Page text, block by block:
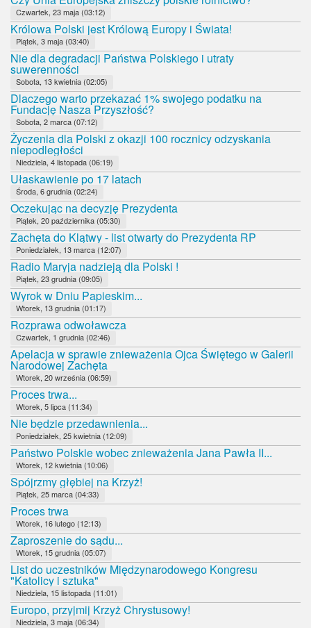
Czwartek, 23 maja (03:12)
Królowa Polski jest Królową Europy i Świata!
Piątek, 3 maja (03:40)
Nie dla degradacji Państwa Polskiego i utraty
suwerenności
Sobota, 13 kwietnia (02:05)
Dlaczego warto przekazać 1% swojego podatku na
Fundację Nasza Przyszłość?
Sobota, 2 marca (07:12)
Życzenia dla Polski z okazji 100 rocznicy odzyskania
niepodległości
Niedziela, 4 listopada (06:19)
Ułaskawienie po 17 latach
Środa, 6 grudnia (02:24)
Oczekując na decyzję Prezydenta
Piątek, 20 października (05:30)
Zachęta do Klątwy - list otwarty do Prezydenta RP
Poniedziałek, 13 marca (12:07)
Radio Maryja nadzieją dla Polski !
Piątek, 23 grudnia (09:05)
Wyrok w Dniu Papieskim...
Wtorek, 13 grudnia (01:17)
Rozprawa odwoławcza
Czwartek, 1 grudnia (02:46)
Apelacja w sprawie znieważenia Ojca Świętego w Galerii
Narodowej Zachęta
Wtorek, 20 września (06:59)
Proces trwa...
Wtorek, 5 lipca (11:34)
Nie będzie przedawnienia...
Poniedziałek, 25 kwietnia (12:09)
Państwo Polskie wobec znieważenia Jana Pawła II...
Wtorek, 12 kwietnia (10:06)
Spójrzmy głębiej na Krzyż!
Piątek, 25 marca (04:33)
Proces trwa
Wtorek, 16 lutego (12:13)
Zaproszenie do sądu...
Wtorek, 15 grudnia (05:07)
List do uczestników Międzynarodowego Kongresu
"Katolicy i sztuka"
Niedziela, 15 listopada (11:01)
Europo, przyjmij Krzyż Chrystusowy!
Niedziela, 3 maja (06:34)